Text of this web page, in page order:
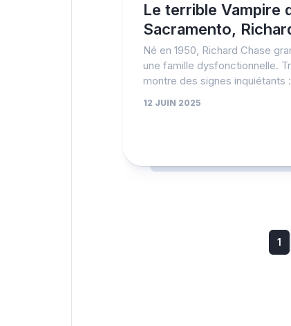
Le terrible Vampire
Sacramento,
Né en 1950, Richard Chase
une famille dysfonctionnelle.
montre des signes inquiétants
12 JUIN 2025
1